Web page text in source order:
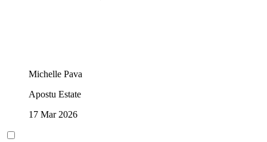
Michelle Pava
Apostu Estate
17 Mar 2026